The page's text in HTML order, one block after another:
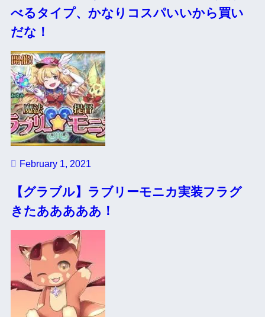
べるタイプ、かなりコスパいいから買い
だな！
February 1, 2021
【グラブル】ラブリーモニカ実装フラグ
きたあああああ！